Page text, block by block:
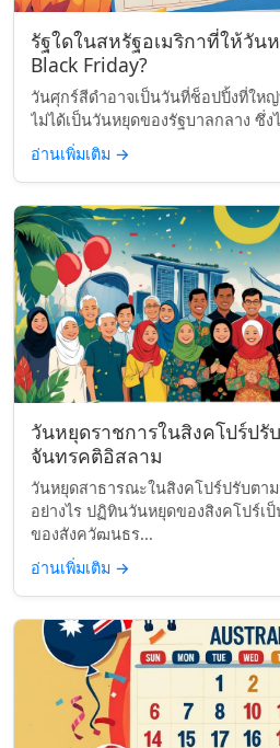
รัฐใดในสหรัฐอเมริกาที่ให้วั
Black Friday?
วันศุกร์สีดำอาจเป็นวันที่ช็อปปิ้งที่ให
ไม่ได้เป็นวันหยุดของรัฐบาลกลาง ซึ่ง
อ่านเพิ่มเติม →
วันหยุดราชการในสิงคโปร์ป
จันทรคติอิสลาม
วันหยุดสาธารณะในสิงคโปร์ปรับตา
อย่างไร ปฏิทินวันหยุดของสิงคโปร์เ
ของสังควัฒนธร...
อ่านเพิ่มเติม →